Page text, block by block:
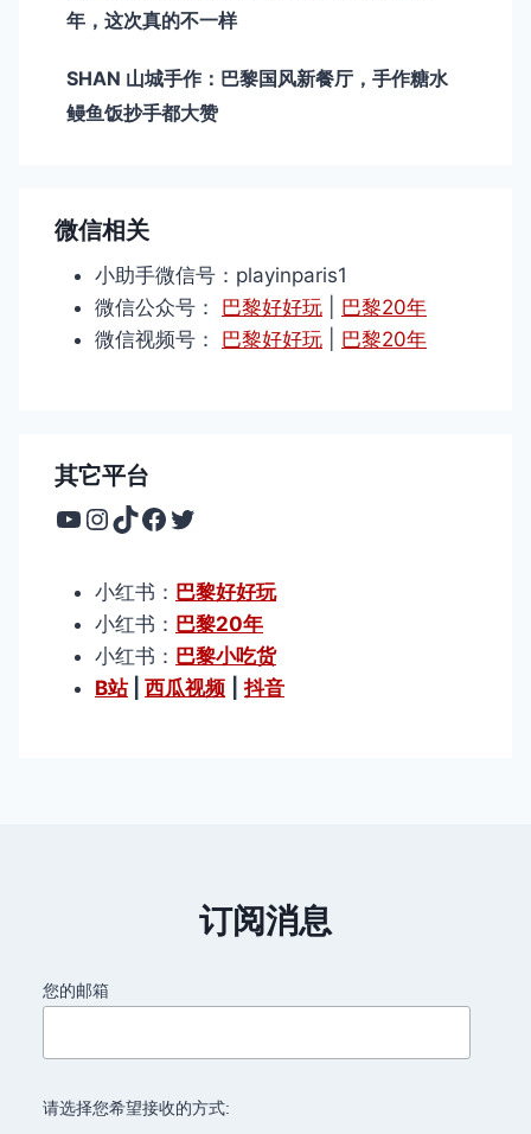
年，这次真的不一样
SHAN 山城手作：巴黎国风新餐厅，手作糖水
鳗鱼饭抄手都大赞
微信相关
小助手微信号：playinparis1
微信公众号： 巴黎好好玩
巴黎20年
微信视频号： 巴黎好好玩 巴黎20年
其它平台
YouTube
Instagram
TikTok
Facebook
Twitter
小红书： 巴黎好好玩
小红书： 巴黎20年
小红书： 巴黎小吃货
B站| 西瓜视频 抖音
订阅消息
您的邮箱
请选择您希望接收的方式: